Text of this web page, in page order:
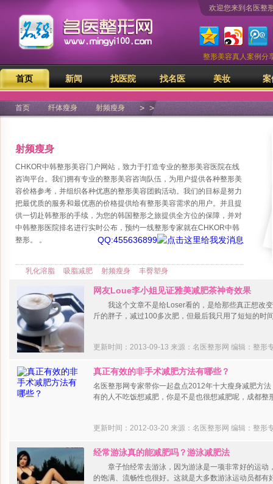
欢迎您来到名医整
整形美容真人案例分
首页 新闻 找医院 找名医 美妆
首页 >
纤体瘦身 >
射频瘦身
射频瘦身
CHKOR中韩整形美容门户网站，致力于打造专业的整形美容医院在线
咨询平台。我们拥有专业的整形美容咨询队伍，为用户提供各种整形美
容价格参考，并组织各种优惠的整形美容团购活动。我们的目标是努力
把最优质的服务和最优惠的价格提供给有整形美容需求的用户。并且提
供一切赴韩整形的手续，为您的韩国整形之旅提供全方位的保障，并对
中韩整形医院排名进行实时公布，预约一线整形专家就在CHKOR中韩
整形。
QQ:455636899
。
乳化溶脂 吸脂减肥 射频瘦身 丰臀塑身
网友Loue李小姐见证雅美减肥茶神奇效果
我这个文章不是给Loser看的，是给那些真正想改变
斤的胖子，减过100多次肥，但最后我只用了短短的时
更新时间：2013-09-13 来源：名医整形网 编辑：整形
真正有效的非手术减肥方法有哪些？
名医整形网专家带你一起盘点2012年十大瘦身减肥方
有的人不吃饭想减肥，你是不是也很想减肥呢，成都整
更新时间：2012-03-20 来源：名医整形网 编辑：整形
经常游泳真的能减肥吗？游泳减肥法
章子怡经常去游泳，因为游泳是一项非常好的运动
的饱满、流畅性也很好。这就是大多数游泳运动员都有